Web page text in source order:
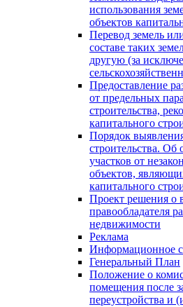
использования
объектов
Перевод земель
составе таких
другую (за
Предоставление
от предельных
строительства,
капитального
Порядок
строительства.
участков от
объектов,
капитального
Проект решения о
правообладателя
недвижимости
Реклама
Информационное
Генеральный План
Положение о
помещения после
переустройства и